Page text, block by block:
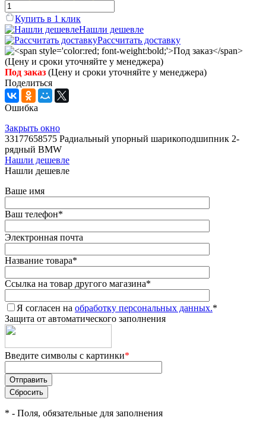
Купить в 1 клик
Нашли дешевле
Рассчитать доставку
Под заказ (Цену и сроки уточняйте у менеджера)
Поделиться
Ошибка
Закрыть окно
33177658575 Радиальный упорный шарикоподшипник 2-
рядный BMW
Нашли дешевле
Нашли дешевле
Ваше имя
Ваш телефон*
Электронная почта
Название товара*
Ссылка на товар другого магазина*
Я согласен на обработку персональных данных.*
Защита от автоматического заполнения
Введите символы с картинки*
* - Поля, обязательные для заполнения